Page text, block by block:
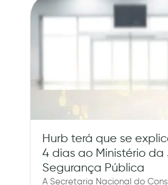
Hurb terá que se
4 dias ao Ministério da
Segurança Pública
A Secretaria Nacional do